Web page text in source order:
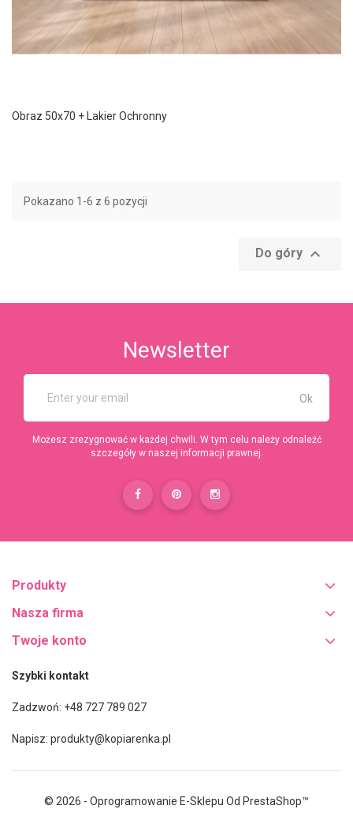
Obraz 50x70 + Lakier Ochronny
Pokazano 1-6 z 6 pozycji
Do góry 
Newsletter
Możesz zrezygnować w każdej chwili. W tym celu należy odnaleźć
szczegóły w naszej informacji prawnej.
Produkty
Nasza firma
Twoje konto
Szybki kontakt
Zadzwoń: +48 727 789 027
Napisz: produkty@kopiarenka.pl
© 2026 - Oprogramowanie E-Sklepu Od PrestaShop™